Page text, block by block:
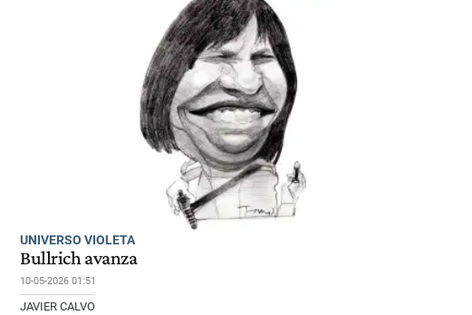
UNIVERSO VIOLETA
Bullrich avanza
10-05-2026 01:51
JAVIER CALVO